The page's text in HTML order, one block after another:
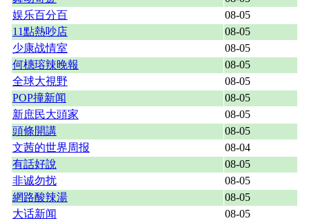
娱乐百分百
08-05
11點熱吵店
08-05
少康战情室
08-05
何橞瑢辣晚報
08-05
全球大視野
08-05
POP撞新闻
08-05
新庶民大頭家
08-05
頭條開講
08-05
文茜的世界周报
08-04
有話好說
08-05
非诚勿扰
08-05
網路酸辣湯
08-05
大话新闻
08-05